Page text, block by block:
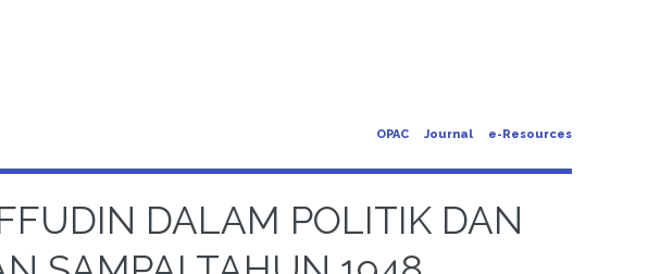
OPAC Journal e-Resources
DALAM POLITIK DAN